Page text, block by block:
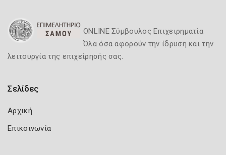
ONLINE Σύμβουλος Επιχειρηματία
Όλα όσα αφορούν την ίδρυση και την
λειτουργία της επιχείρησής σας.
Σελίδες
Αρχική
Επικοινωνία